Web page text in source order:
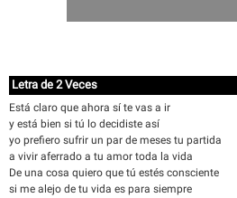
Letra de 2 Veces
Está claro que ahora sí te vas a ir
y está bien si tú lo decidiste así
yo prefiero sufrir un par de meses tu partida
a vivir aferrado a tu amor toda la vida
De una cosa quiero que tú estés consciente
si me alejo de tu vida es para siempre